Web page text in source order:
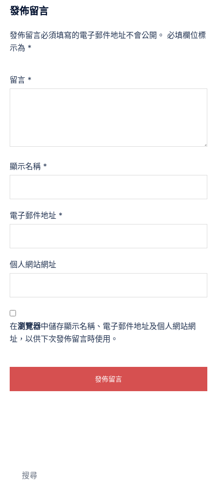
發佈留言
發佈留言必須填寫的電子郵件地址不會公開。 必填欄位標
示為 *
留言 *
顯示名稱 *
電子郵件地址 *
個人網站網址
在瀏覽器中儲存顯示名稱、電子郵件地址及個人網站網
址，以供下次發佈留言時使用。
搜尋